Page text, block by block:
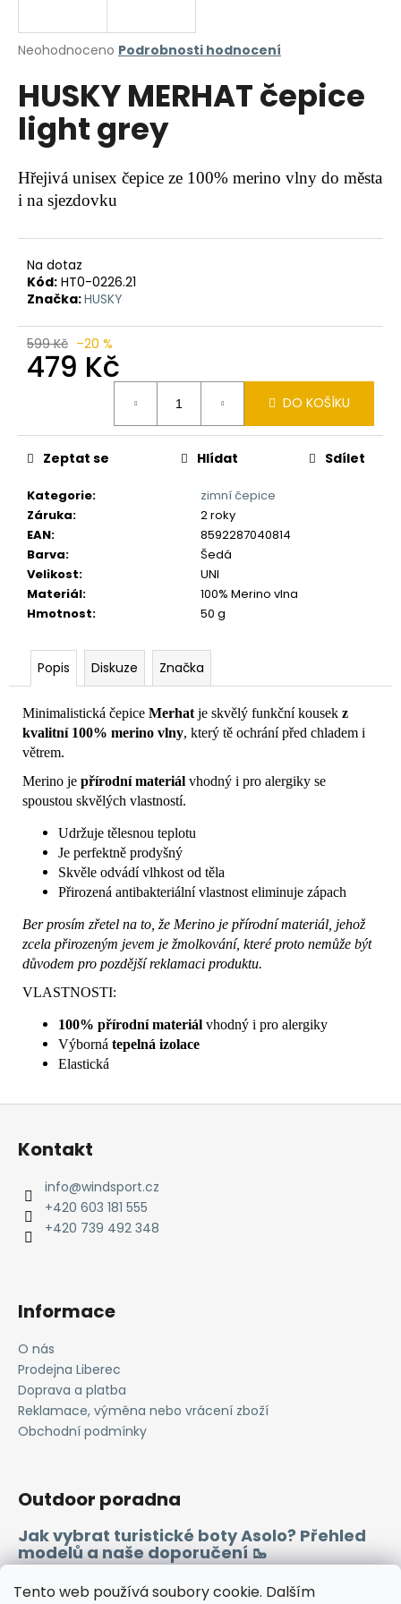
Tento web používá soubory cookie. Dalším
Průměrné
produktu
je
0,0
hvězdiček.
Neohodnoceno Podrobnosti hodnocení
HUSKY MERHAT čepice
light grey
Hřejivá unisex čepice ze 100% merino vlny do města
i na sjezdovku
Na dotaz
Kód: HT0-0226.21
Značka:HUSKY
599 Kč –20 %
479 Kč
DO KOŠÍKU
Kategorie:
zimní čepice
Záruka:
2 roky
EAN:
8592287040814
Barva:
Šedá
Velikost:
UNI
Materiál:
100% Merino vlna
Hmotnost: 50 g
Zeptat se Hlídat Sdílet
Popis Diskuze Značka
Minimalistická čepice Merhat je skvělý funkční kousek z
kvalitní 100% merino vlny, který tě ochrání před chladem i
větrem.
Merino je přírodní materiál vhodný i pro alergiky se
spoustou skvělých vlastností.
Udržuje tělesnou teplotu
Je perfektně prodyšný
Skvěle odvádí vlhkost od těla
Přirozená antibakteriální vlastnost eliminuje zápach
Ber prosím zřetel na to, že Merino je přírodní materiál, jehož
zcela přirozeným jevem je žmolkování, které proto nemůže být
důvodem pro pozdější reklamaci produktu.
VLASTNOSTI:
100% přírodní materiál vhodný i pro alergiky
Výborná tepelná izolace
Elastická
j
t
?
D
o
p
o
j
e
e
Z
Kontakt
info@windsport.cz
+420 603 181 555
+420 739 492 348
Informace
O nás
Prodejna Liberec
Doprava a platba
Reklamace, výměna nebo vrácení zboží
Obchodní podmínky
Outdoor poradna
Jak vybrat turistické boty Asolo? Přehled
modelů a naše doporučení 🥾